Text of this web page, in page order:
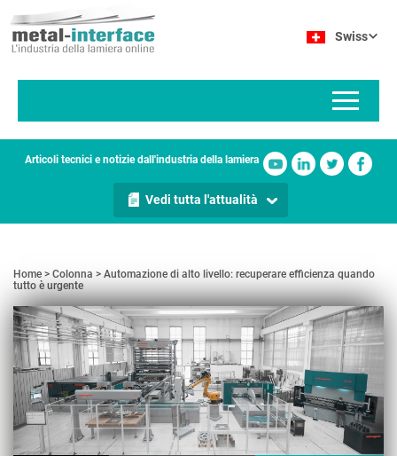
contenuto
Swiss
Articoli tecnici e notizie dall'industria della lamiera
Vedi tutta l'attualità
Home Colonna
Automazione di alto livello: recuperare efficienza quando
tutto è urgente